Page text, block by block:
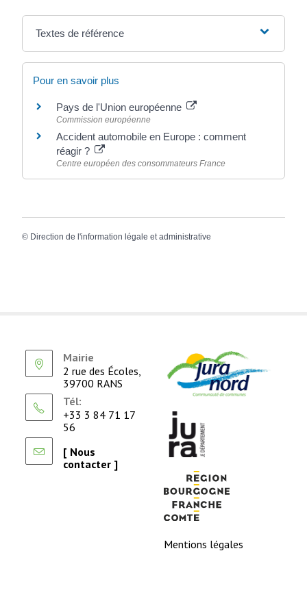
Textes de référence
Pour en savoir plus
Pays de l'Union européenne
Commission européenne
Accident automobile en Europe : comment
réagir ?
Centre européen des consommateurs France
© Direction de l'information légale et administrative
Mairie
2 rue des Écoles,
39700 RANS
Tél:
+33 3 84 71 17
56
[ Nous
contacter ]
Mentions légales